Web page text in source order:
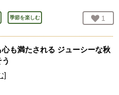
季節を楽しむ お気
1
心も満たされる ジューシーな秋
]